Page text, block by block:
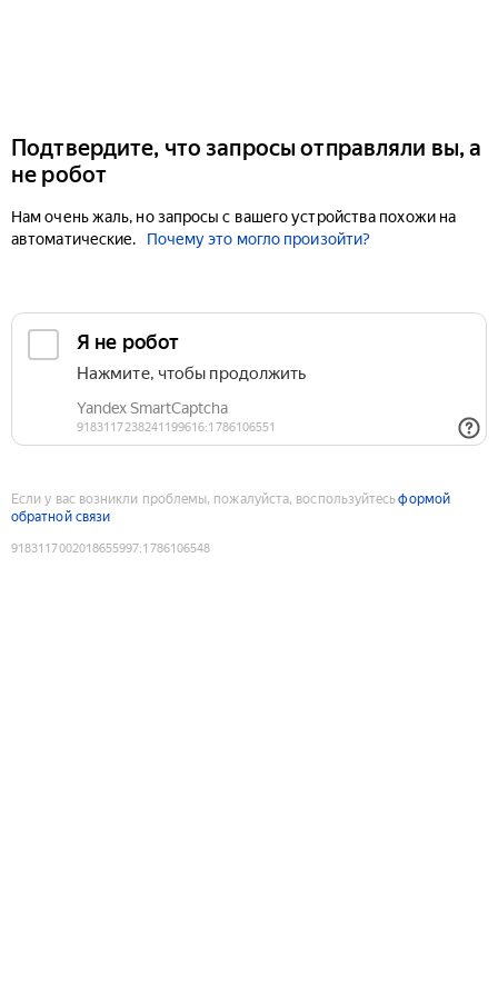
Подтвердите, что запросы отправляли вы, а
не робот
Нам очень жаль, но запросы с вашего устройства похожи на
автоматические.
Почему это могло произойти?
Если у вас возникли проблемы, пожалуйста, воспользуйтесьформой
обратной связи
9183117002018655997:1786106548